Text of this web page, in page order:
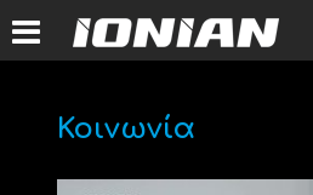
Κοινωνία